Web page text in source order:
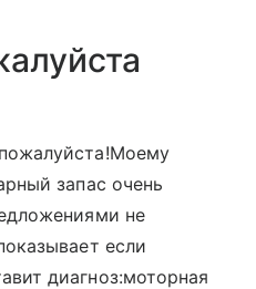
запас очень
не
если
диагноз:моторная